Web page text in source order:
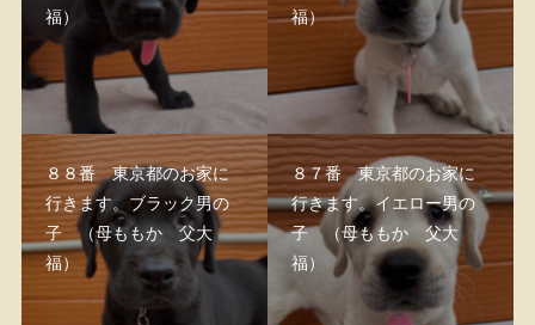
福）
福）
８８番 東京都のお家に
行きます。ブラック男の
子 （母ももか 父大
福）
８７番 東京都のお家に
行きます。イエロー男の
子 （母ももか 父大
福）